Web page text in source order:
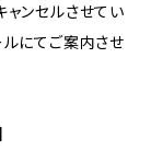
ャンセルさせてい
ルにてご案内させ